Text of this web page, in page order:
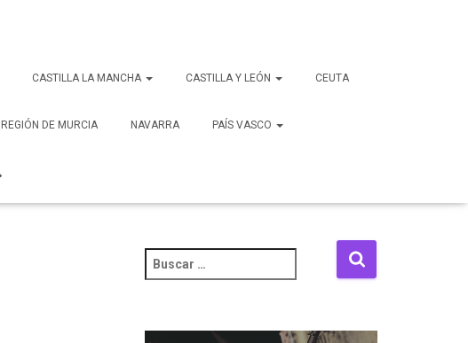
CASTILLA LA MANCHA CASTILLA Y LEÓN CEUTA
REGIÓN DE MURCIA NAVARRA PAÍS VASCO
u
a